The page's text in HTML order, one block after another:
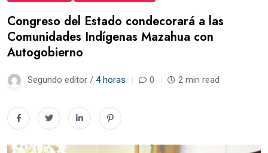
Congreso del Estado condecorará a las
Comunidades Indígenas Mazahua con
Autogobierno
Segundo editor / 4 horas 0 2 min read